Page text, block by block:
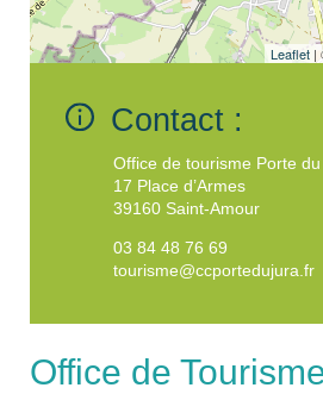
Leaflet |
Contact :
Office de tourisme Porte
17 Place d’Armes
39160 Saint-Amour
03 84 48 76 69
tourisme@ccportedujura.fr
Office de